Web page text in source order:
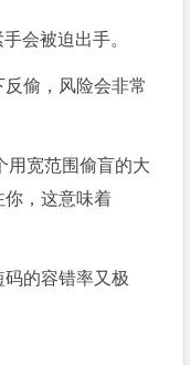
会被迫出手。
偷，风险会非常
用宽范围偷盲的大
你，这意味着
的容错率又极